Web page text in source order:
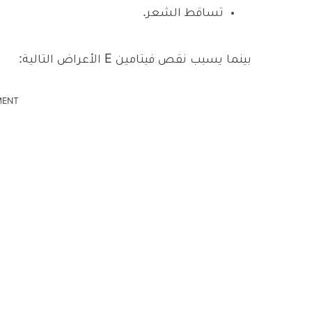
تساقط الشعر.
بينما يسبب نقص فيتامين E الأعراض التالية: